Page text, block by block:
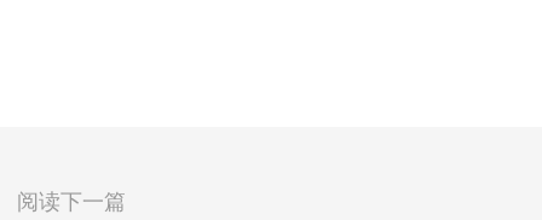
阅读下一篇